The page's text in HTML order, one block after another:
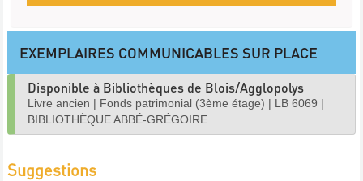
EXEMPLAIRES COMMUNICABLES SUR PLACE
Disponible à Bibliothèques de Blois/Agglopolys
Livre ancien | Fonds patrimonial (3ème étage) | LB 6069 |
BIBLIOTHÈQUE ABBÉ-GRÉGOIRE
Suggestions